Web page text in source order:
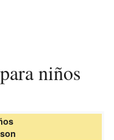
niños